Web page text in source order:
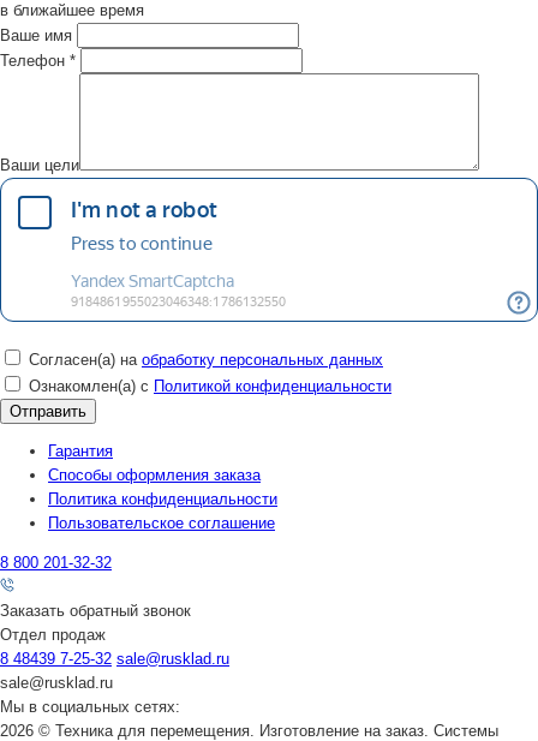
в ближайшее время
Ваше имя
Телефон *
Ваши цели
Согласен(а) на обработку персональных данных
Ознакомлен(а) с Политикой конфиденциальности
Гарантия
Способы оформления заказа
Политика конфиденциальности
Пользовательское соглашение
8 800 201-32-32
Заказать обратный звонок
Отдел продаж
8 48439 7-25-32 sale@rusklad.ru
sale@rusklad.ru
Мы в социальных сетях:
2026 © Техника для перемещения. Изготовление на заказ. Системы